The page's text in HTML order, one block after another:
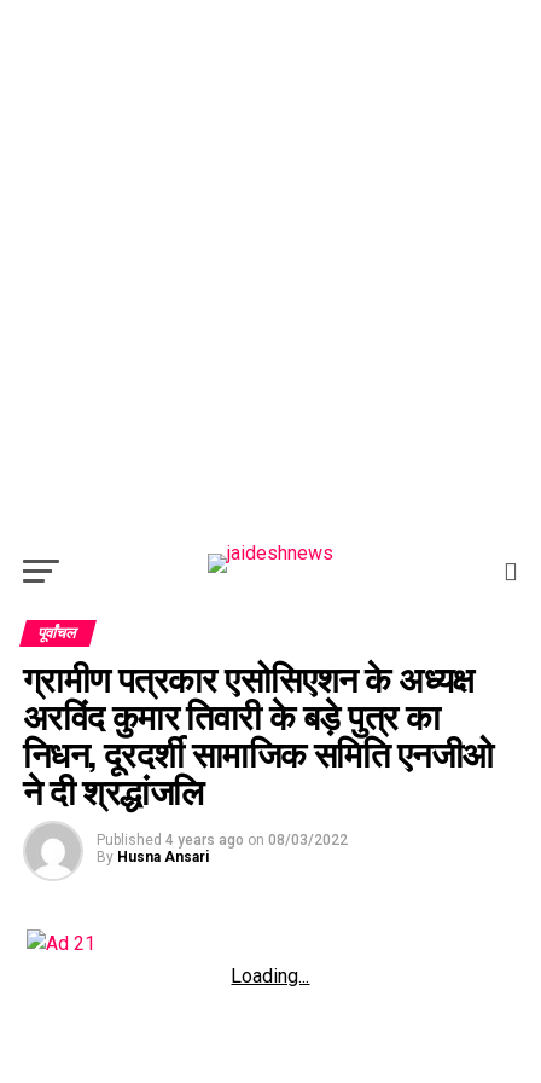
पूर्वांचल
ग्रामीण पत्रकार एसोसिएशन के अध्यक्ष
अरविंद कुमार तिवारी के बड़े पुत्र का
निधन, दूरदर्शी सामाजिक समिति एनजीओ
ने दी श्रद्धांजलि
Published 4 years ago on 08/03/2022
By Husna Ansari
Loading...